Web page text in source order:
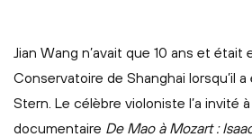
Jian Wang n’avait que 10 ans et était
Conservatoire de Shanghai lorsqu’il
Stern. Le célèbre violoniste l’a invité
documentaire De Mao à Mozart :